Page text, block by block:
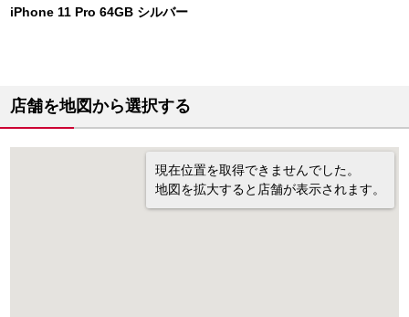
iPhone 11 Pro 64GB シルバー
店舗を地図から選択する
現在位置を取得できませんでした。
地図を拡大すると店舗が表示されます。